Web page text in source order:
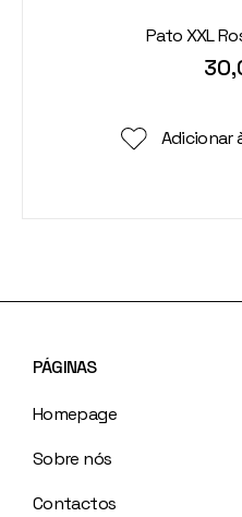
Pato XXL
Adicionar
PÁGINAS
Homepage
Sobre nós
Contactos